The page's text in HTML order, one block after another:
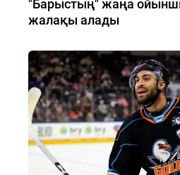
"Барыстың" жаңа
жалақы алады